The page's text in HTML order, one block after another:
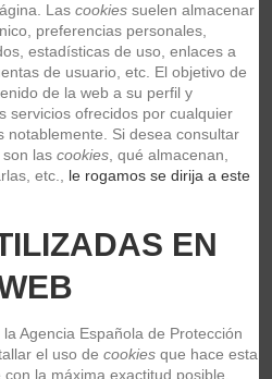
4 VWH
Las cookies suelen almacenar
preferencias personales,
estadísticas de uso, enlaces a
de usuario, etc. El objetivo de
de la web a su perfil y
servicios ofrecidos por cualquier
notablemente. Si desea consultar
las cookies , qué almacenan,
etc.,
le rogamos se dirija a este
EN
Agencia Española de Protección
el uso de cookies que hace esta
la máxima exactitud posible.